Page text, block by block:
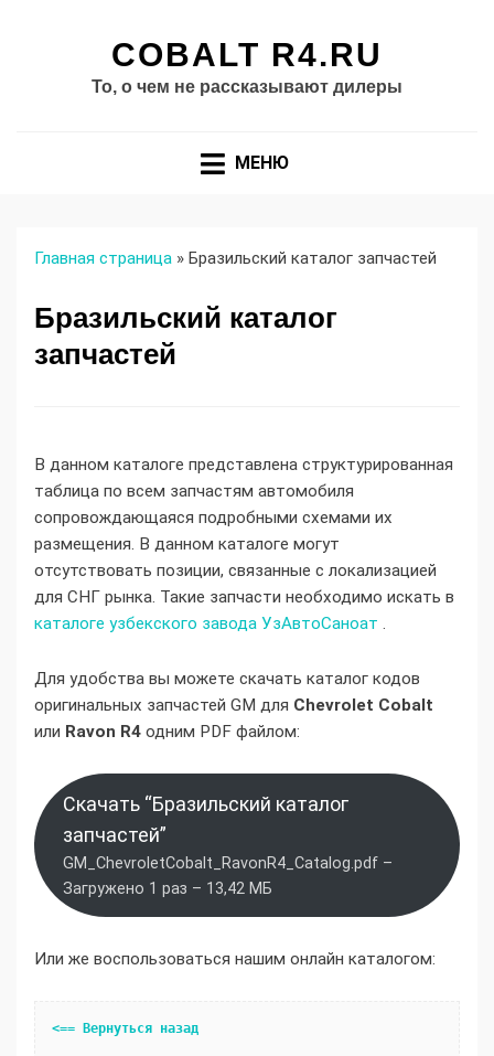
COBALT R4.RU
То, о чем не рассказывают дилеры
МЕНЮ
Главная страница » Бразильский каталог запчастей
Бразильский каталог
запчастей
В данном каталоге представлена структурированная
таблица по всем запчастям автомобиля
сопровождающаяся подробными схемами их
размещения. В данном каталоге могут
отсутствовать позиции, связанные с локализацией
для СНГ рынка. Такие запчасти необходимо искать в
каталоге узбекского завода УзАвтоСаноат .
Для удобства вы можете скачать каталог кодов
оригинальных запчастей GM для Chevrolet Cobalt
или Ravon R4 одним PDF файлом:
Скачать “Бразильский каталог
запчастей”
GM_ChevroletCobalt_RavonR4_Catalog.pdf –
Загружено 1 раз – 13,42 МБ
Или же воспользоваться нашим онлайн каталогом:
<== Вернуться назад